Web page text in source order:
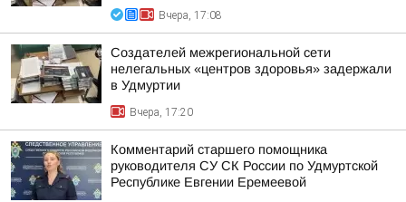
Вчера, 17:08
Создателей межрегиональной сети
нелегальных «центров здоровья» задержали
в Удмуртии
Вчера, 17:20
Комментарий старшего помощника
руководителя СУ СК России по Удмуртской
Республике Евгении Еремеевой